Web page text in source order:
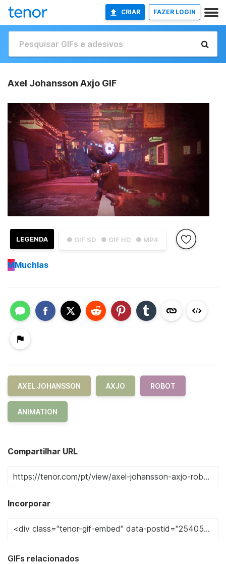
CRIAR FAZER LOGIN
Axel Johansson Axjo GIF
● GIF SD ● GIF HD ● MP4
LEGENDA
MMuchlas
AXEL JOHANSSON AXJO ROBOT
ANIMATION
Compartilhar URL
Incorporar
GIFs relacionados